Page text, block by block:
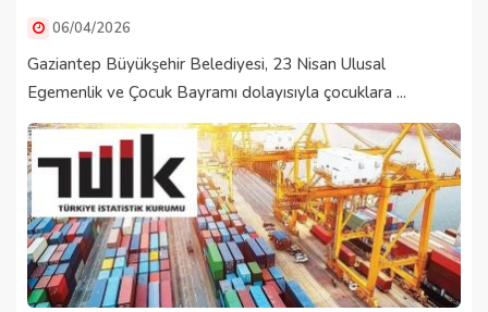
06/04/2026
Gaziantep Büyükşehir Belediyesi, 23 Nisan Ulusal
Egemenlik ve Çocuk Bayramı dolayısıyla çocuklara ...